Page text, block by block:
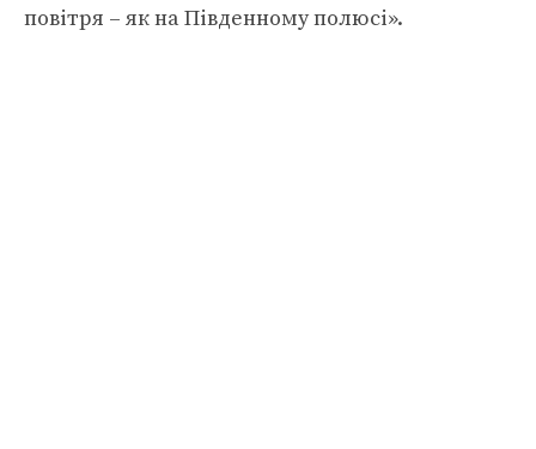
повітря – як на Південному полюсі».